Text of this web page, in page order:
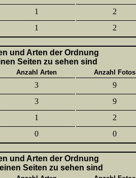
1 2
1 2
und Arten der Ordnung
Seiten zu sehen sind
Anzahl Arten
Anzahl Fotos
3 9
3 9
1 2
0 0
und Arten der Ordnung
Seiten zu sehen sind